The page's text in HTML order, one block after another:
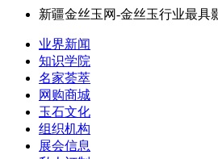
新疆金丝玉网-金丝玉行业最具
业界新闻
知识学院
名家荟萃
网购商城
玉石文化
组织机构
展会信息